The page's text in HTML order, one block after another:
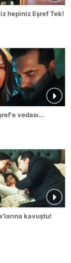
hepiniz Eşref Tek!"
vedası...
kavuştu!